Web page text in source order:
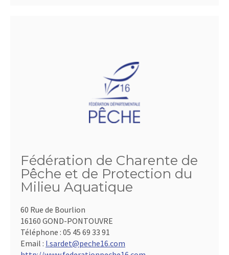
Fédération de Charente de
Pêche et de Protection du
Milieu Aquatique
60 Rue de Bourlion
16160 GOND-PONTOUVRE
Téléphone : 05 45 69 33 91
Email : l.sardet@peche16.com